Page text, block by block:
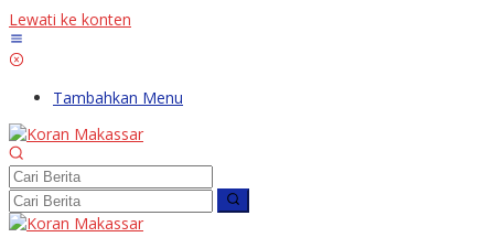
Lewati ke konten
Tambahkan Menu